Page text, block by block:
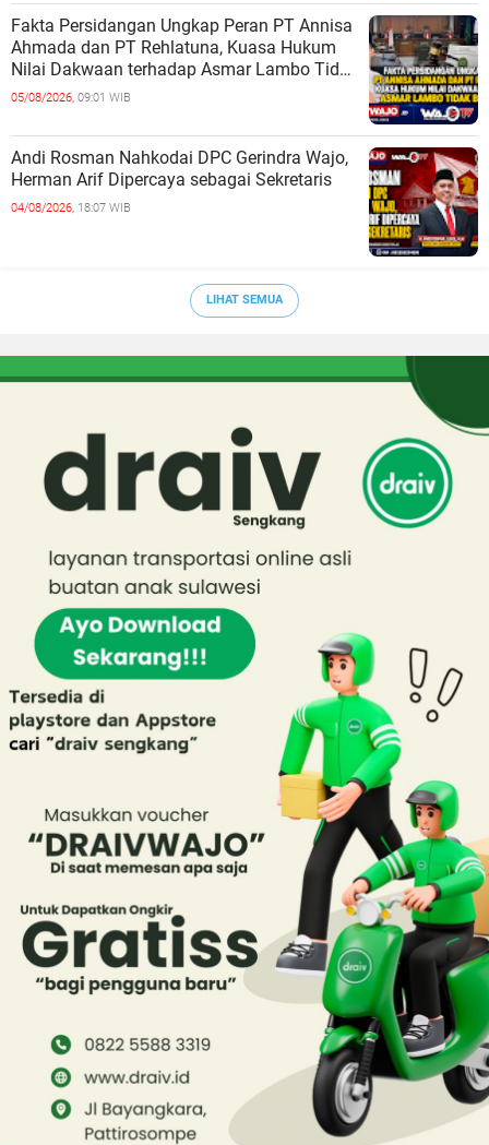
Fakta Persidangan Ungkap Peran PT Annisa
Ahmada dan PT Rehlatuna, Kuasa Hukum
Nilai Dakwaan terhadap Asmar Lambo Tidak
Berdasar
05/08/2026, 09:01 WIB
Andi Rosman Nahkodai DPC Gerindra Wajo,
Herman Arif Dipercaya sebagai Sekretaris
04/08/2026, 18:07 WIB
LIHAT SEMUA